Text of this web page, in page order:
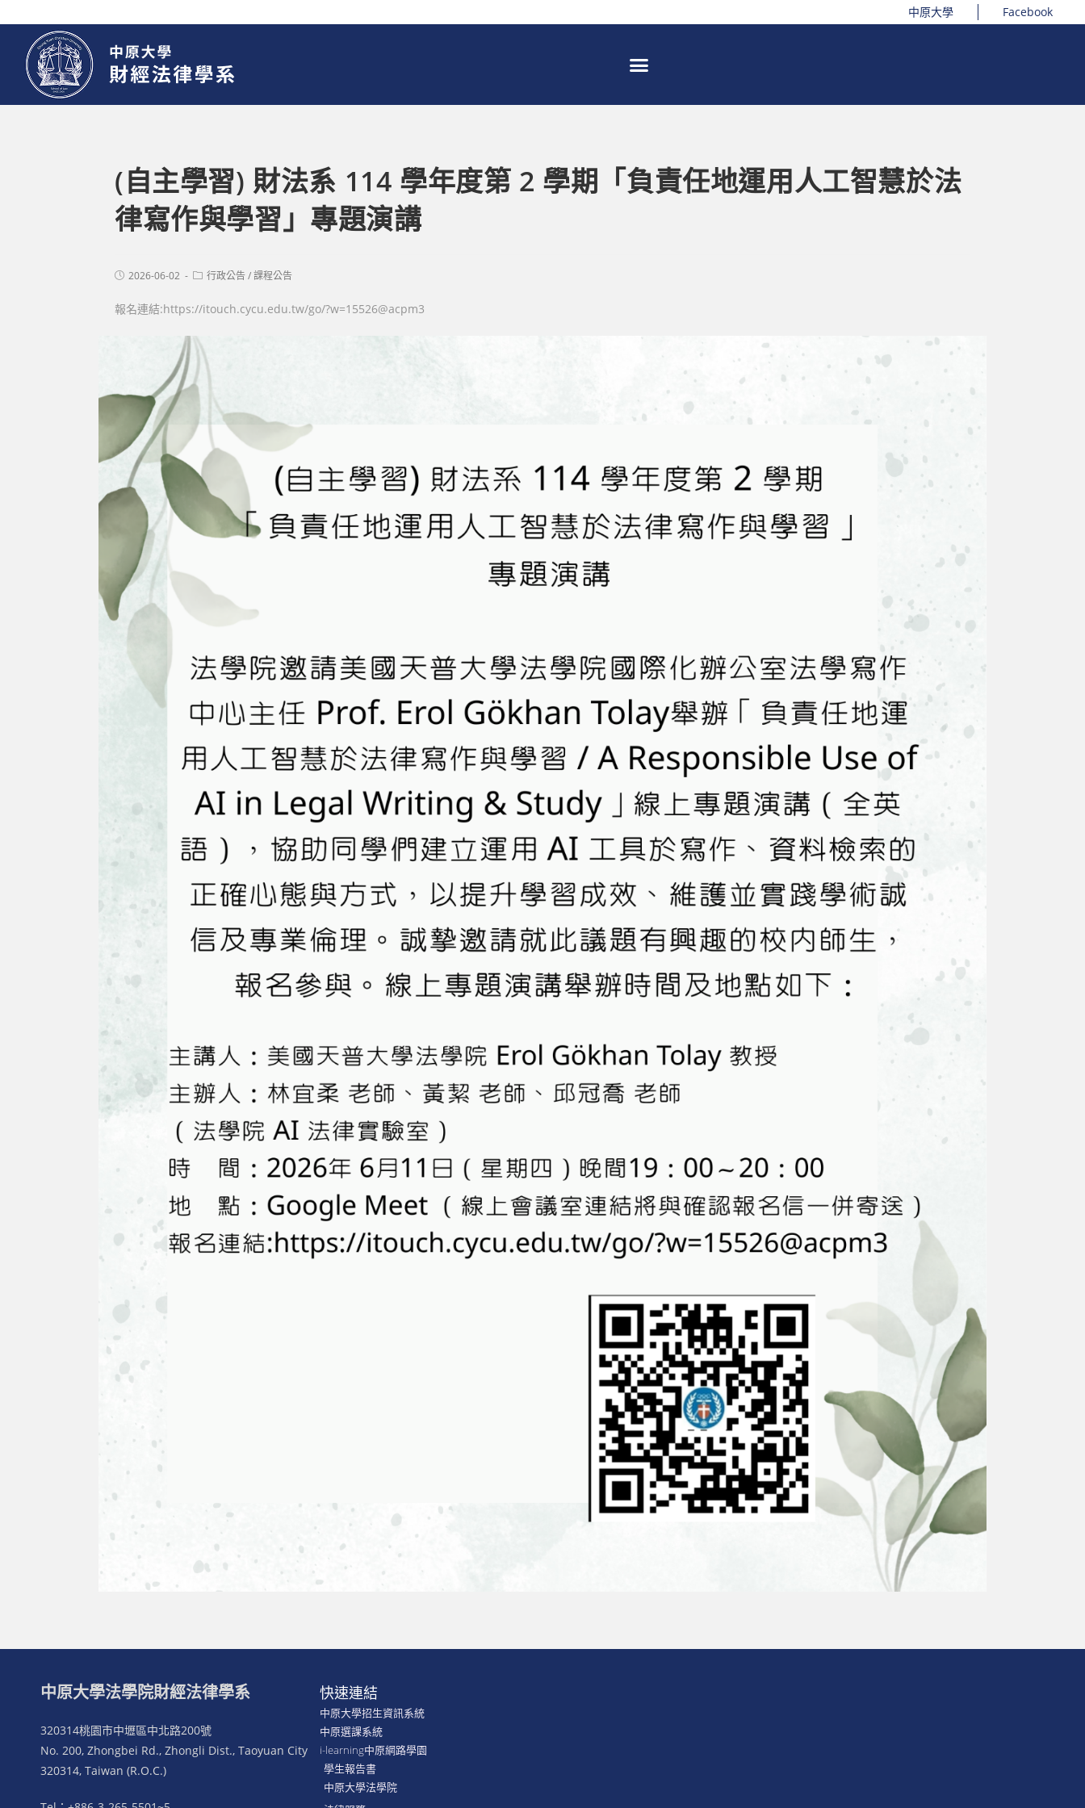
中原大學 Facebook
(自主學習) 財法系 114 學年度第 2 學期「負責任地運用人工智慧於法
律寫作與學習」專題演講
2026-06-02 行政公告/課程公告
報名連結:https://itouch.cycu.edu.tw/go/?w=15526@acpm3
中原大學法學院財經法律學系
320314桃園市中壢區中北路200號
No. 200, Zhongbei Rd., Zhongli Dist., Taoyuan City
320314, Taiwan (R.O.C.)
快速連結
中原大學招生資訊系統
中原選課系統
i-learning中原網路學園
學生報告書
中原大學法學院